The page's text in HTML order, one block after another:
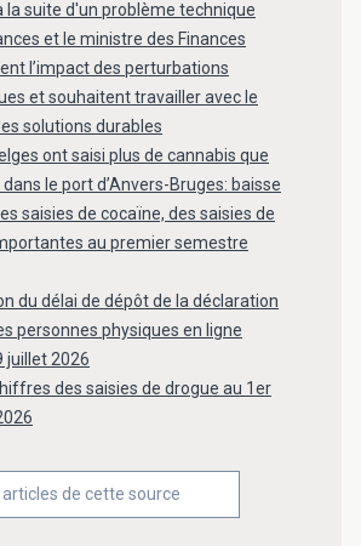
la suite d'un problème technique
et le ministre des Finances
l’impact des perturbations
et souhaitent travailler avec le
solutions durables
ont saisi plus de cannabis que
le port d’Anvers-Bruges: baisse
saisies de cocaïne, des saisies de
au premier semestre
du délai de dépôt de la déclaration
personnes physiques en ligne
juillet 2026
des saisies de drogue au 1er
articles de cette source